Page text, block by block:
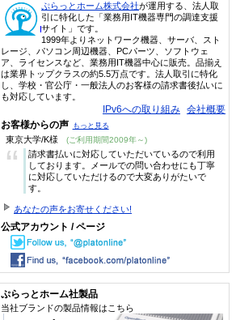
ぷらっとホーム株式会社が運用する、法人取
引に特化した「業務用IT機器専門の調達支援
サイト」です。
1999年よりネットワーク機器、サーバ、スト
レージ、パソコン周辺機器、PCパーツ、ソフトウェ
ア、ライセンスなど、業務用IT機器中心に販売。品揃え
は業界トップクラスの約5.5万点です。法人取引に特化
し、学校・官公庁・一般法人のお客様の請求書後払いに
も対応しています。
IPv6への取り組み 会社概要
お客様からの声 もっと見る
東京大学/K様 (ご利用期間2009年～)
“
請求書払いに対応していただいているので利用
しております。メールでの問い合わせにも丁寧
に対応していただけるので大変ありがたいで
す。
あなたの声をお寄せください!
公式アカウント / ページ
ぷらっとホーム社製品
当社ブランドの製品情報はこちら